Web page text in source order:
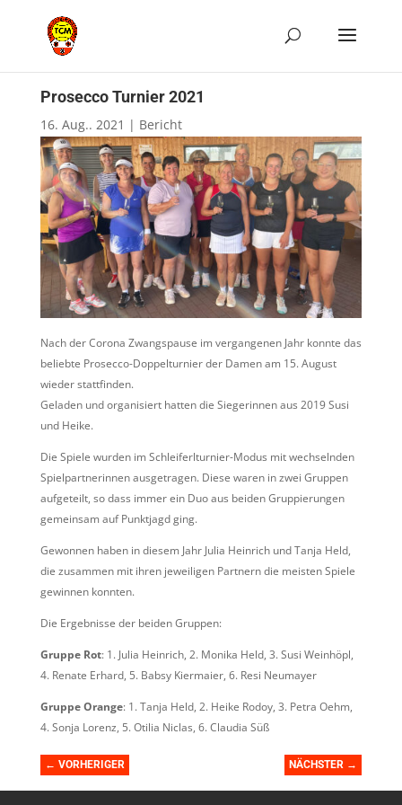
Prosecco Turnier 2021
16. Aug.. 2021 | Bericht
Nach der Corona Zwangspause im vergangenen Jahr konnte das
beliebte Prosecco-Doppelturnier der Damen am 15. August
wieder stattfinden.
Geladen und organisiert hatten die Siegerinnen aus 2019 Susi
und Heike.
Die Spiele wurden im Schleiferlturnier-Modus mit wechselnden
Spielpartnerinnen ausgetragen. Diese waren in zwei Gruppen
aufgeteilt, so dass immer ein Duo aus beiden Gruppierungen
gemeinsam auf Punktjagd ging.
Gewonnen haben in diesem Jahr Julia Heinrich und Tanja Held,
die zusammen mit ihren jeweiligen Partnern die meisten Spiele
gewinnen konnten.
Die Ergebnisse der beiden Gruppen:
Gruppe Rot: 1. Julia Heinrich, 2. Monika Held, 3. Susi Weinhöpl,
4. Renate Erhard, 5. Babsy Kiermaier, 6. Resi Neumayer
Gruppe Orange: 1. Tanja Held, 2. Heike Rodoy, 3. Petra Oehm,
4. Sonja Lorenz, 5. Otilia Niclas, 6. Claudia Süß
← VORHERIGER NÄCHSTER →